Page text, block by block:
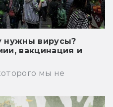
нужны вирусы?
вакцинация и
мы не